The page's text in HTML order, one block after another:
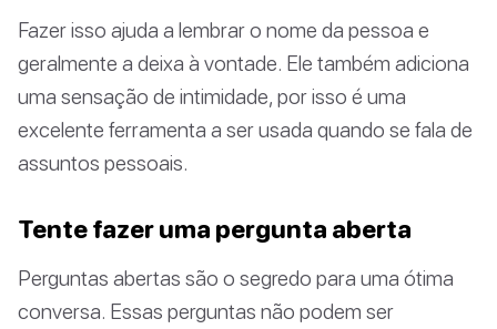
Fazer isso ajuda a lembrar o nome da pessoa e
geralmente a deixa à vontade. Ele também adiciona
uma sensação de intimidade, por isso é uma
excelente ferramenta a ser usada quando se fala de
assuntos pessoais.
Tente fazer uma pergunta aberta
Perguntas abertas são o segredo para uma ótima
conversa. Essas perguntas não podem ser